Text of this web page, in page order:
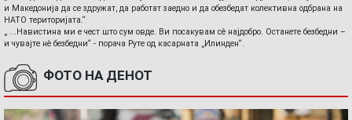
и Македонија да се здружат, да работат заедно и да обезбедат колективна одбрана на
НАТО територијата.“
„ ...Навистина ми е чест што сум овде. Ви посакувам сè најдобро. Останете безбедни –
и чувајте нè безбедни“ - порача Руте од касарната „Илинден“.
ФОТО НА ДЕНОТ